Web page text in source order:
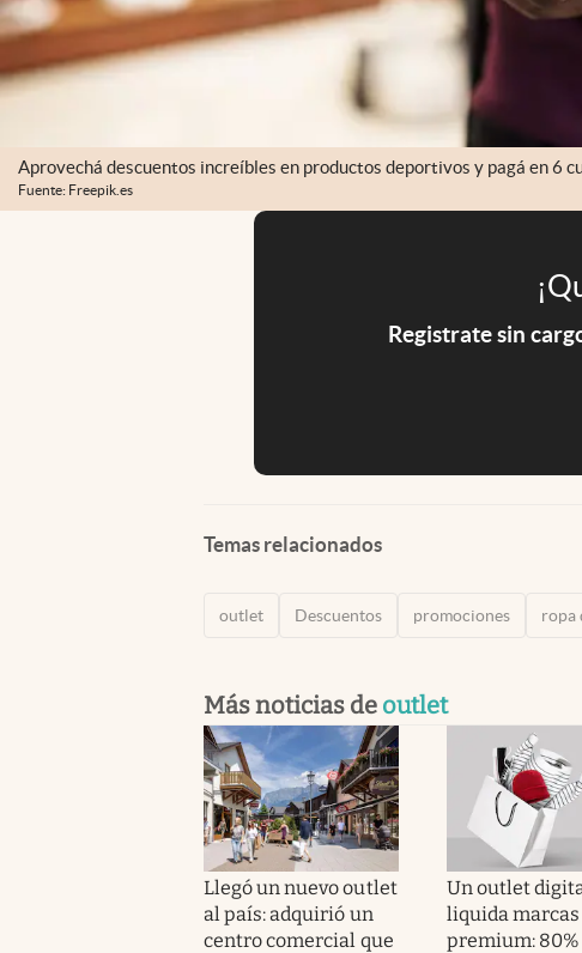
Aprovechá descuentos increíbles en productos deportivos y pagá en 6
Fuente: Freepik.es
Registrate sin
Temas relacionados
outlet Descuentos promociones ropa
Más noticias de outlet
Llegó un nuevo outlet
al país: adquirió un
centro comercial que
Un outlet
liquida marcas
premium: 80%